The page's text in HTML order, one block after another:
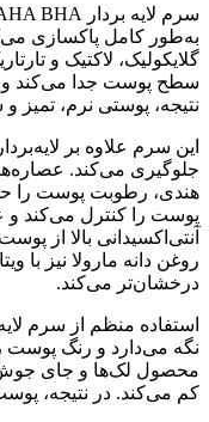
به‌طور کامل پاکسازی
گلایکولیک، لاکتیک و
سطح پوست جدا می‌کند و
نتیجه، پوستی نرم، تمیز
این سرم علاوه بر
جلوگیری می‌کند.
هندی، رطوبت پوست را
پوست را کنترل می‌کند و
آنتی‌اکسیدانی بالا از
درخشان‌تر می‌کند.
نگه می‌دارد و رنگ پوست
محصول لک‌ها و جای
کم می‌کند. در نتیجه،